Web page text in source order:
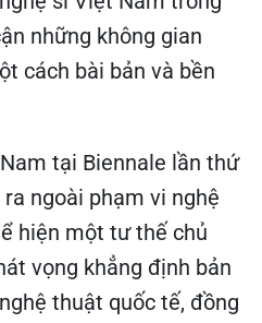
những không gian
cách bài bản và bền
tại Biennale lần thứ
ngoài phạm vi nghệ
hiện một tư thế chủ
vọng khẳng định bản
thuật quốc tế, đồng